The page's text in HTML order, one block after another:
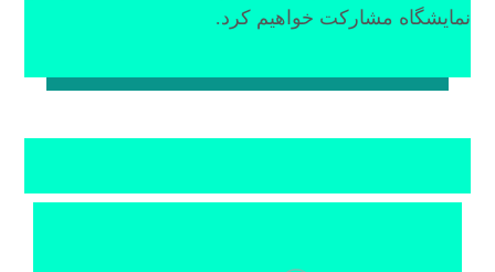
نمایشگاه مشارکت خواهیم کرد.